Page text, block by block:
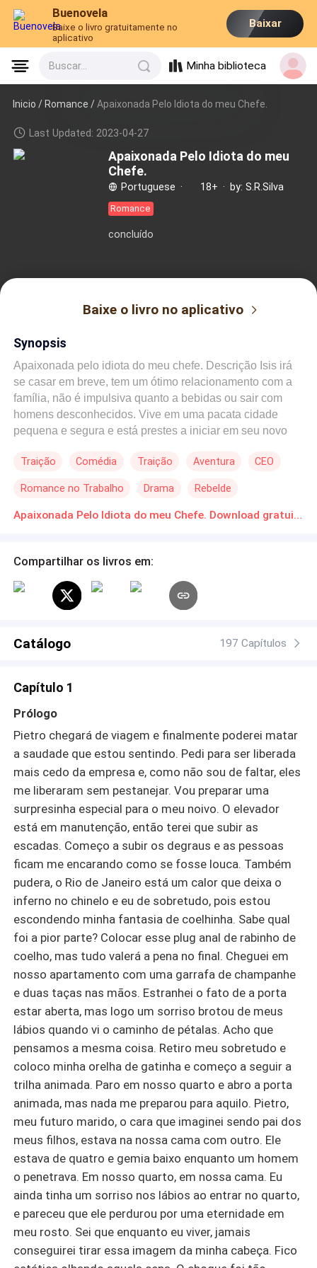
Buenovela
Baixe o livro gratuitamente no
aplicativo
Baixar
Buscar... Minha biblioteca
Inicio /Romance /Apaixonada Pelo Idiota do meu Chefe.
Last Updated: 2023-04-27
Apaixonada Pelo Idiota do meu
Chefe.
Portuguese · 18+ · by: S.R.Silva
Romance
concluído
Baixe o livro no aplicativo
Synopsis
Apaixonada pelo idiota do meu chefe. Descrição Isis irá
se casar em breve, tem um ótimo relacionamento com a
família, não é impulsiva quanto a bebidas ou sair com
homens desconhecidos. Vive em uma pacata cidade
pequena e segura e está prestes a iniciar em seu novo
profissional com seu chefe. Pelo menos este seria o ideal
vamos à verdade: O ex noivo a traiu com um outro
homem e neste mesmo dia ela brigou com sua mãe, foi
tratar de seu novo chefe. O desenrolar desta história?
Traição Comédia Traição Aventura CEO
Romance no Trabalho Drama Rebelde
Apaixonada Pelo Idiota do meu Chefe. Download gratuito de Novelas Online em PDF
Compartilhar os livros em:
Catálogo 197 Capítulos
Capítulo 1
Prólogo
Pietro chegará de viagem e finalmente poderei matar
a saudade que estou sentindo. Pedi para ser liberada
mais cedo da empresa e, como não sou de faltar, eles
me liberaram sem pestanejar. Vou preparar uma
surpresinha especial para o meu noivo. O elevador
está em manutenção, então terei que subir as
escadas. Começo a subir os degraus e as pessoas
ficam me encarando como se fosse louca. Também
pudera, o Rio de Janeiro está um calor que deixa o
inferno no chinelo e eu de sobretudo, pois estou
escondendo minha fantasia de coelhinha. Sabe qual
foi a pior parte? Colocar esse plug anal de rabinho de
coelho, mas tudo valerá a pena no final. Cheguei em
nosso apartamento com uma garrafa de champanhe
e duas taças nas mãos. Estranhei o fato de a porta
estar aberta, mas logo um sorriso brotou de meus
lábios quando vi o caminho de pétalas. Acho que
pensamos a mesma coisa. Retiro meu sobretudo e
coloco minha orelha de gatinha e começo a seguir a
trilha animada. Paro em nosso quarto e abro a porta
animada, mas nada me preparou para aquilo. Pietro,
meu futuro marido, o cara que imaginei sendo pai dos
meus filhos, estava na nossa cama com outro. Ele
estava de quatro e gemia baixo enquanto um homem
o penetrava. Em nosso quarto, em nossa cama. Eu
ainda tinha um sorriso nos lábios ao entrar no quarto,
e pareceu que ele perdurou por uma eternidade em
meu rosto. Sei que enquanto eu viver, jamais
conseguirei tirar essa imagem da minha cabeça. Fico